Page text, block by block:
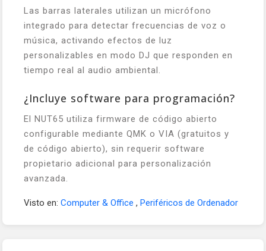
Las barras laterales utilizan un micrófono
integrado para detectar frecuencias de voz o
música, activando efectos de luz
personalizables en modo DJ que responden en
tiempo real al audio ambiental.
¿Incluye software para programación?
El NUT65 utiliza firmware de código abierto
configurable mediante QMK o VIA (gratuitos y
de código abierto), sin requerir software
propietario adicional para personalización
avanzada.
Visto en: Computer & Office , Periféricos de Ordenador